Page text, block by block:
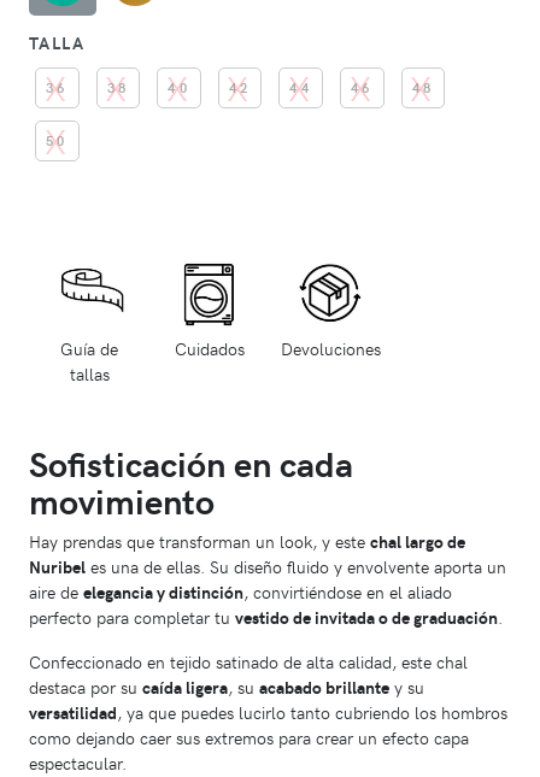
TALLA
36 38 40 42 44 46 48
50
Guía de
tallas
Cuidados Devoluciones
Sofisticación en cada
movimiento
Hay prendas que transforman un look, y este chal largo de
Nuribel es una de ellas. Su diseño fluido y envolvente aporta un
aire de elegancia y distinción, convirtiéndose en el aliado
perfecto para completar tu vestido de invitada o de graduación.
Confeccionado en tejido satinado de alta calidad, este chal
destaca por su caída ligera, su acabado brillante y su
versatilidad, ya que puedes lucirlo tanto cubriendo los hombros
como dejando caer sus extremos para crear un efecto capa
espectacular.